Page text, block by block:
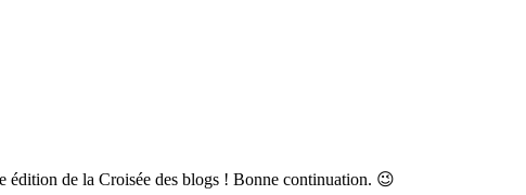
édition de la Croisée des blogs ! Bonne continuation. 😉